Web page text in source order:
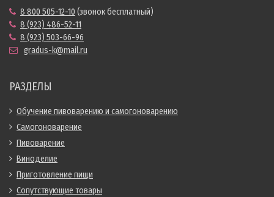
8 800 505-12-10 (звонок бесплатный)
8 (923) 486-52-11
8 (923) 503-66-96
gradus-k@mail.ru
РАЗДЕЛЫ
Обучение пивоварению и самогоноварению
Самогоноварение
Пивоварение
Виноделие
Приготовление пищи
Сопутствующие товары